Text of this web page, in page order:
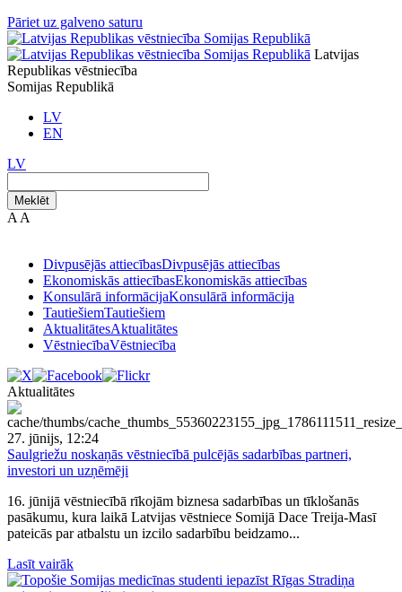
Pāriet uz galveno saturu
Latvijas
Republikas vēstniecība
Somijas Republikā
LV
EN
LV
Meklēt
A A
Divpusējās attiecībasDivpusējās attiecības
Ekonomiskās attiecībasEkonomiskās attiecības
Konsulārā informācijaKonsulārā informācija
TautiešiemTautiešiem
AktualitātesAktualitātes
VēstniecībaVēstniecība
Aktualitātes
27. jūnijs, 12:24
Saulgriežu noskaņās vēstniecībā pulcējās sadarbības partneri,
investori un uzņēmēji
16. jūnijā vēstniecībā rīkojām biznesa sadarbības un tīklošanās
pasākumu, kura laikā Latvijas vēstniece Somijā Dace Treija-Masī
pateicās par atbalstu un izcilo sadarbību beidzamo...
Lasīt vairāk